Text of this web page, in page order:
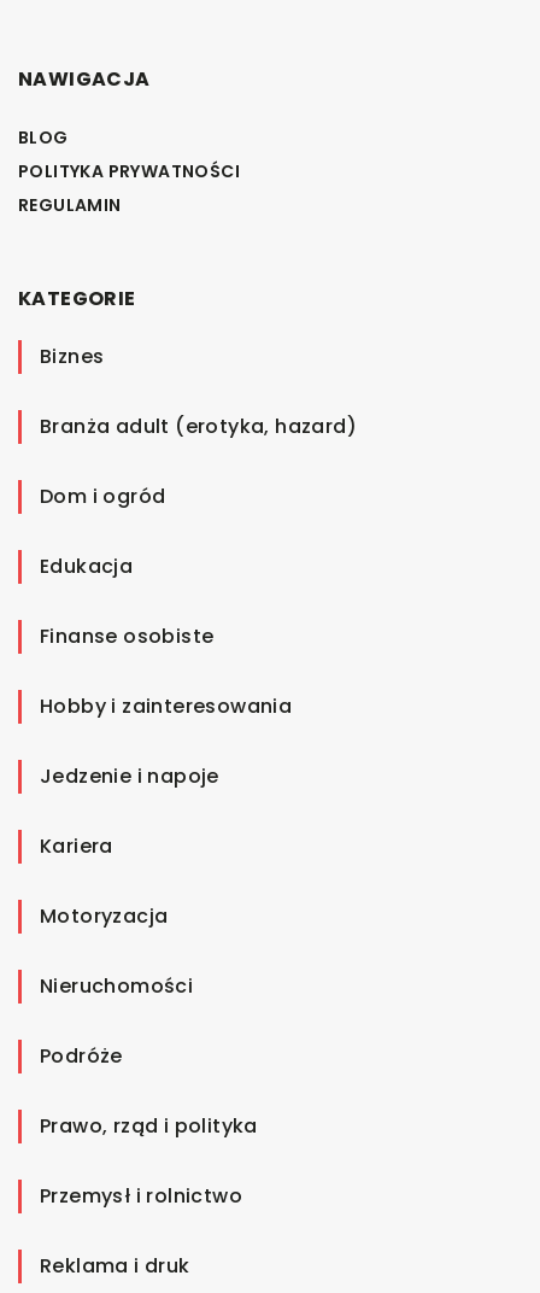
NAWIGACJA
BLOG
POLITYKA PRYWATNOŚCI
REGULAMIN
KATEGORIE
Biznes
Branża adult (erotyka, hazard)
Dom i ogród
Edukacja
Finanse osobiste
Hobby i zainteresowania
Jedzenie i napoje
Kariera
Motoryzacja
Nieruchomości
Podróże
Prawo, rząd i polityka
Przemysł i rolnictwo
Reklama i druk